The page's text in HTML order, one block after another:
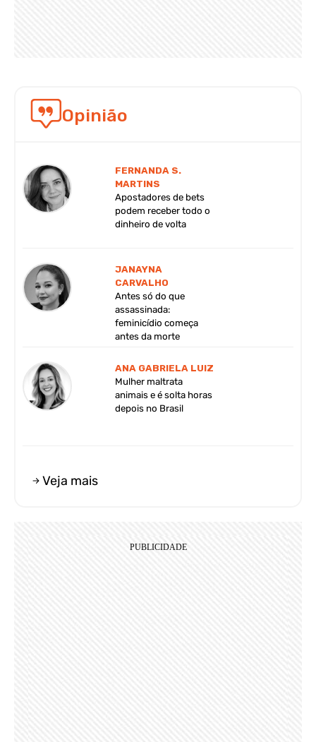
Opinião
FERNANDA S.
MARTINS
Apostadores de bets
podem receber todo o
dinheiro de volta
JANAYNA
CARVALHO
Antes só do que
assassinada:
feminicídio começa
antes da morte
ANA GABRIELA LUIZ
Mulher maltrata
animais e é solta horas
depois no Brasil
Veja mais